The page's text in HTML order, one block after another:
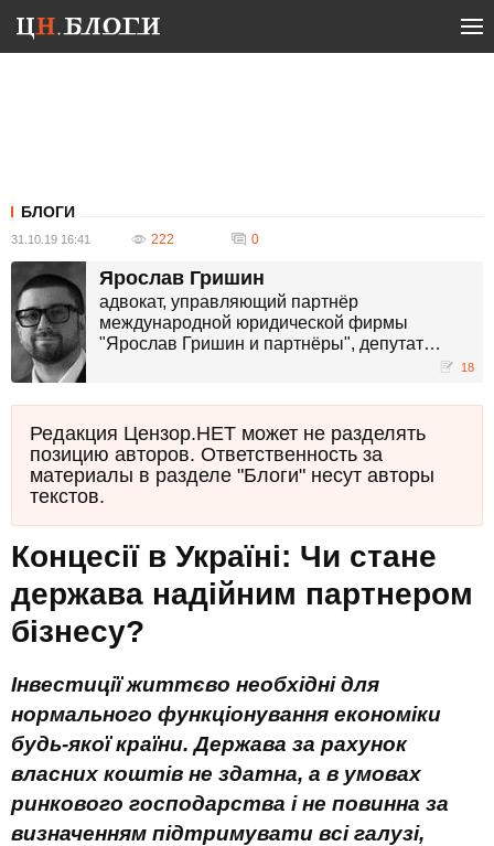
БЛОГИ
31.10.19 16:41 222 0
Ярослав Гришин
адвокат, управляющий партнёр
международной юридической фирмы
"Ярослав Гришин и партнёры", депутат
18
Редакция Цензор.НЕТ может не разделять
позицию авторов. Ответственность за
материалы в разделе "Блоги" несут авторы
текстов.
Концесії в Україні: Чи стане
держава надійним партнером
бізнесу?
Інвестиції життєво необхідні для
нормального функціонування економіки
будь-якої країни. Держава за рахунок
власних коштів не здатна, а в умовах
ринкового господарства і не повинна за
визначенням підтримувати всі галузі,